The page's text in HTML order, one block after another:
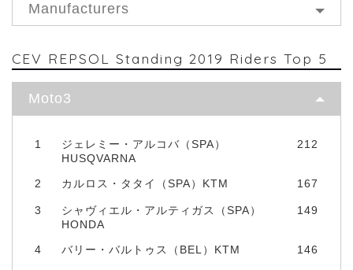
Manufacturers
CEV REPSOL Standing 2019 Riders Top 5
Moto3
1
ジェレミー・アルコバ（SPA）
HUSQVARNA
212
2 カルロス・タタイ（SPA）KTM 167
3
シャヴィエル・アルティガス（SPA）
HONDA
149
4 バリー・バルトゥス（BEL）KTM 146